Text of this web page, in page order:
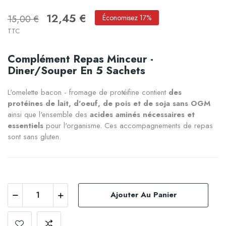
15,00 € 12,45 € Économisez 17%
TTC
Complément Repas Minceur -
Diner/souper En 5 Sachets
L'omelette bacon - fromage de protéifine contient des
protéines de lait, d'oeuf, de pois et de soja sans OGM
ainsi que l'ensemble des acides aminés nécessaires et
essentiels pour l'organisme. Ces accompagnements de repas
sont sans gluten.
Ajouter Au Panier